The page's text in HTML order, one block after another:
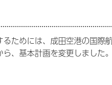
ためには、成田空港の国
、基本計画を変更しました。